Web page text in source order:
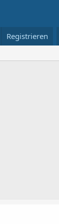
Registrieren